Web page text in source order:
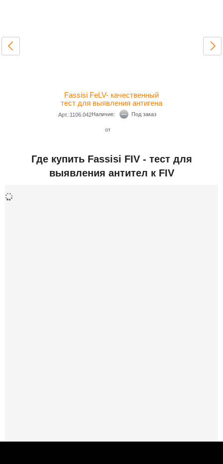
Fassisi FeLV- качественный
тест для выявления антигена
FeLV в сыворотке, плазме и
цельной крови коше
Арт.:1106.042Наличие: Под заказ
от
Где купить Fassisi FIV - тест для
выявления антител к FIV